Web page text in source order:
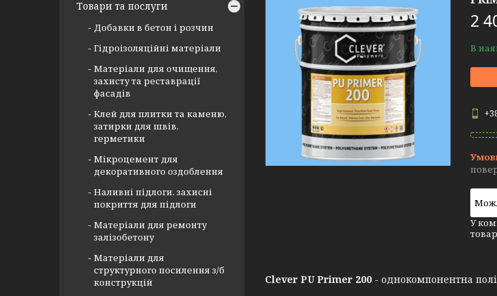
2
В
У
Clever PU Primer 200 - однокомпонентна
Товари та послуги
Добавки в бетон і розчин
Гідроізоляційні матеріали
Матеріали для очищення,
захисту та реставрації
фасадів
Клей для плитки та каменю,
затирки для швів,
герметики
Мікроцемент для
декоративного оздоблення
Наливні підлоги, захисні
покриття для підлоги
Матеріали для ремонту
залізобетону
Матеріали для
структурного посилення з/б
конструкцій